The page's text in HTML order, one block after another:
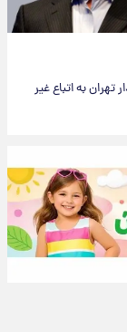
تهران به اتباع غیر